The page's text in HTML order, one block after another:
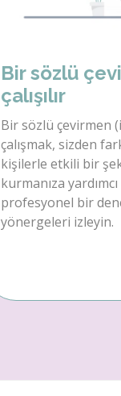
Bir sözlü
çalışılır
Bir sözlü çevirmen
çalışmak, sizden
kişilerle etkili bir
kurmanıza
profesyonel bir
yönergeleri izleyin.